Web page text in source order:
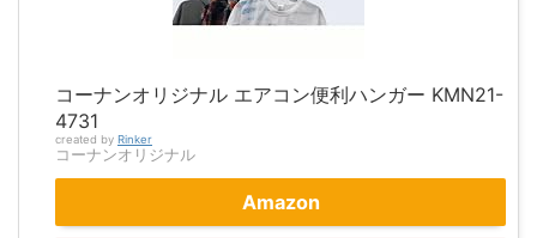
コーナンオリジナル エアコン便利ハンガー KMN21-
4731
created by Rinker
コーナンオリジナル
Amazon